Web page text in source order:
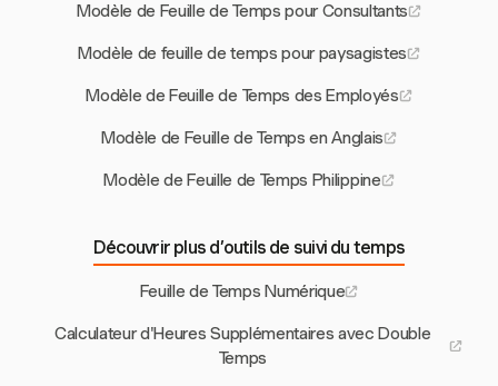
Modèle de Feuille de Temps pour Consultants
Modèle de feuille de temps pour paysagistes
Modèle de Feuille de Temps des Employés
Modèle de Feuille de Temps en Anglais
Modèle de Feuille de Temps Philippine
Découvrir plus d’outils de suivi du temps
Feuille de Temps Numérique
Calculateur d'Heures Supplémentaires avec Double
Temps